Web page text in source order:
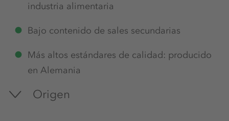
industria alimentaria
Bajo contenido de sales secundarias
Más altos estándares de calidad: producido
en Alemania
Origen